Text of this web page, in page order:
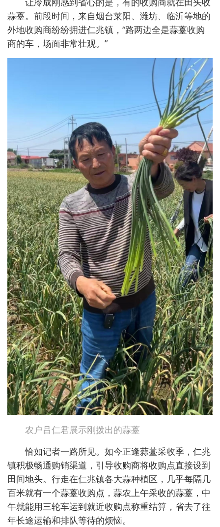
蒜薹。前段时间，来自烟台莱阳、潍坊、临沂等地的
外地收购商纷纷拥进仁兆镇，“路两边全是蒜薹收购
商的车，场面非常壮观。”
农户吕仁君展示刚拨出的蒜薹
恰如记者一路所见。如今正逢蒜薹采收季，仁兆
镇积极畅通购销渠道，引导收购商将收购点直接设到
田间地头。行走在仁兆镇各大蒜种植区，几乎每隔几
百米就有一个蒜薹收购点，蒜农上午采收的蒜薹，中
午就能用三轮车运到就近收购点称重结算，省去了往
年长途运输和排队等待的烦恼。